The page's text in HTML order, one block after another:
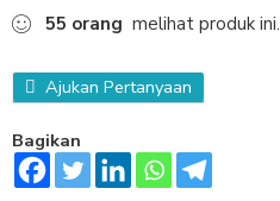
55 orang melihat produk ini.
Ajukan Pertanyaan
Bagikan